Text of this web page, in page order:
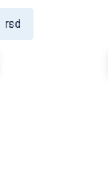
rsd